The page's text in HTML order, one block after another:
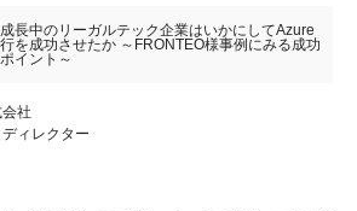
長中のリーガルテック企業はいかにしてAzure
を成功させたか ～FRONTEO様事例にみる成功
イント～
社
ィレクター